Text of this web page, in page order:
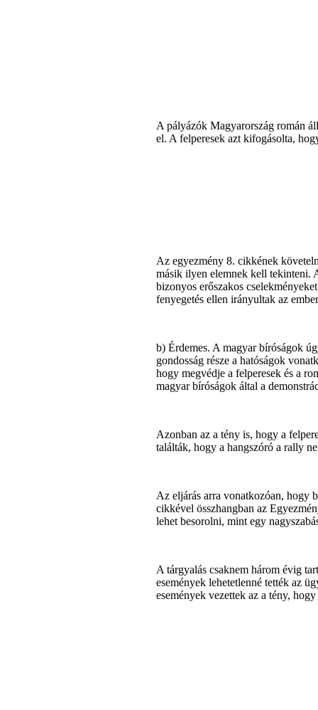
A pályázók Magyarország román
el. A felperesek azt kifogásolta,
Az egyezmény 8. cikkének
másik ilyen elemnek kell tekinteni.
bizonyos erőszakos
fenyegetés ellen irányultak az
b) Érdemes. A magyar bíróságok
gondosság része a hatóságok
hogy megvédje a felperesek és a
magyar bíróságok által a
Azonban az a tény is, hogy a
találták, hogy a hangszóró a rally
Az eljárás arra vonatkozóan, hogy
cikkével összhangban az
lehet besorolni, mint egy
A tárgyalás csaknem három évig
események lehetetlenné tették az
események vezettek az a tény,